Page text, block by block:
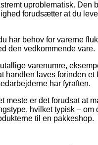
uproblematisk. Den
forudsætter at du
har behov for varerne
den vedkommende vare.
varenumre,
laves forinden et
har fyraften.
meste er det forudsat at
hvilket typisk – om
til en pakkeshop.